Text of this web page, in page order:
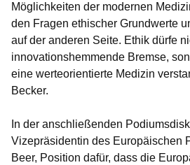
Möglichkeiten der modernen
den Fragen ethischer Grundwerte
auf der anderen Seite. Ethik dürfe
innovationshemmende Bremse,
eine werteorientierte Medizin
Becker.
In der anschließenden
Vizepräsidentin des Europäischen
Beer, Position dafür, dass die